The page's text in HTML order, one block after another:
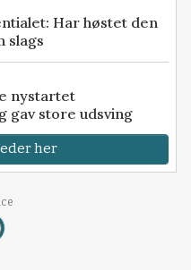
Har høstet den
slags
nystartet
gav store udsving
her